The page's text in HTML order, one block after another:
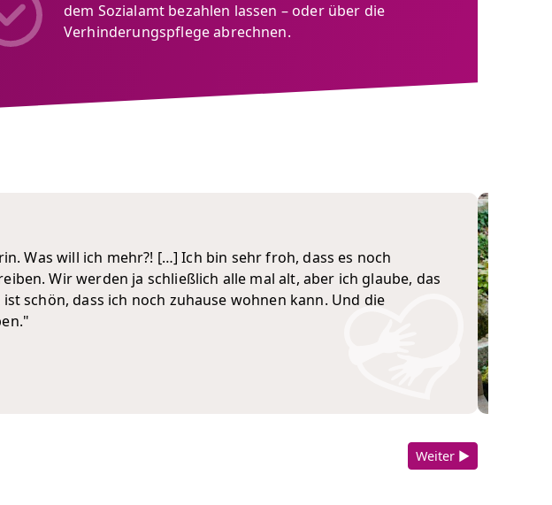
dem Sozialamt bezahlen lassen – oder über die
Verhinderungspflege abrechnen.
Was will ich mehr?! […] Ich bin sehr froh, dass es noch
Wir werden ja schließlich alle mal alt, aber ich glaube, das
schön, dass ich noch zuhause wohnen kann. Und die
Weiter ▶